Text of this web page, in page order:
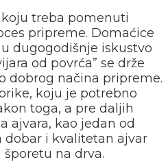
treba pomenuti
pripreme. Domaćice
dugogodišnje iskustvo
od povrća” se drže
dobrog načina pripreme.
koju je potrebno
toga, a pre daljih
ajvara, kao jedan od
i kvalitetan ajvar
na drva.